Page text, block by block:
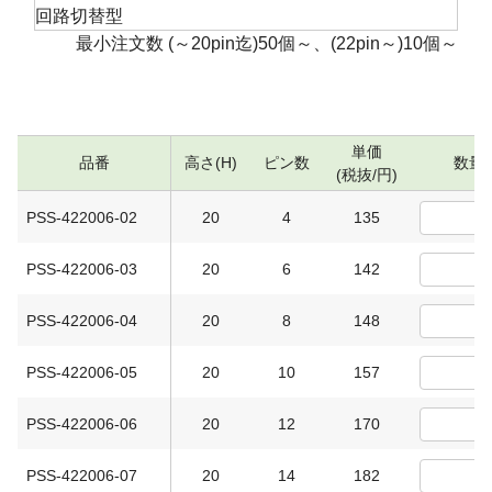
回路切替型
最小注文数 (～20pin迄)50個～、(22pin～)10個～
品番 高さ(H) ピン数
単価
(税抜/円)
数量
PSS-422006-02 20 4 135
PSS-422006-03 20 6 142
PSS-422006-04 20 8 148
PSS-422006-05 20 10 157
PSS-422006-06 20 12 170
PSS-422006-07 20 14 182